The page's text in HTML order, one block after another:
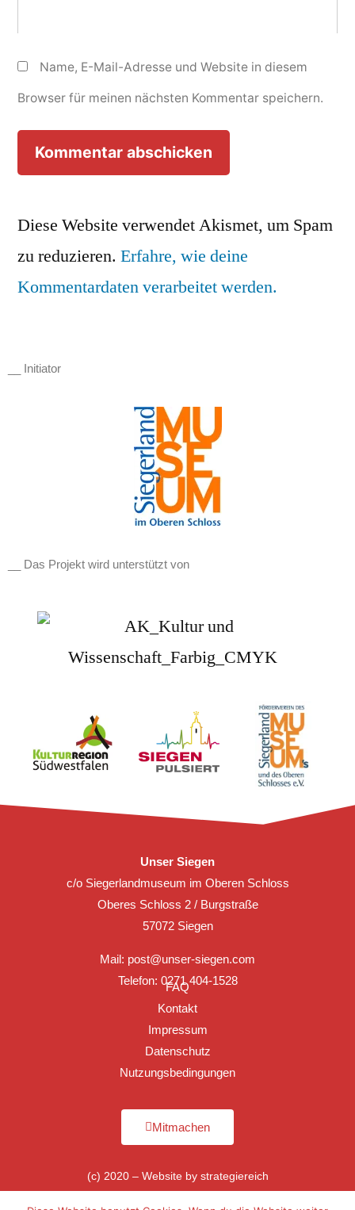
Name, E-Mail-Adresse und Website in diesem
Browser für meinen nächsten Kommentar speichern.
Diese Website verwendet Akismet, um Spam
zu reduzieren. Erfahre, wie deine
Kommentardaten verarbeitet werden.
__ Initiator
__ Das Projekt wird unterstützt von
Unser Siegen
c/o Siegerlandmuseum im Oberen Schloss
Oberes Schloss 2 / Burgstraße
57072 Siegen
Mail: post@unser-siegen.com
Telefon: 0271 404-1528
FAQ
Kontakt
Impressum
Datenschutz
Nutzungsbedingungen
(c) 2020 – Website by strategiereich
Mitmachen